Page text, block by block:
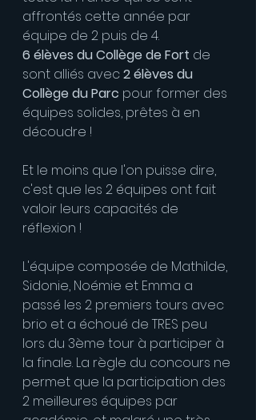
affrontés cette année par
équipe de 2 puis de 4.
6 élèves du Collège de Fort de
sont alliés avec 2 élèves du
Collège du Parc pour former des
équipes solides, prêtes à en
découdre !
Et le moins que l'on puisse dire,
c'est que les 2 équipes ont fait
valoir leurs capacités de
réflexion !
L'équipe composée de Mathilde,
Sidonie, Noémie et Emma a
passé les 2 premiers tours avec
brio et a échoué de TRES peu
lors du 3ème tour à participer à
la finale. La règle du concours ne
permet que la participation des
2 meilleures équipes par